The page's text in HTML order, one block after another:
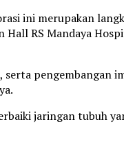
ini merupakan
RS Mandaya
serta pengembangan
jaringan tubuh